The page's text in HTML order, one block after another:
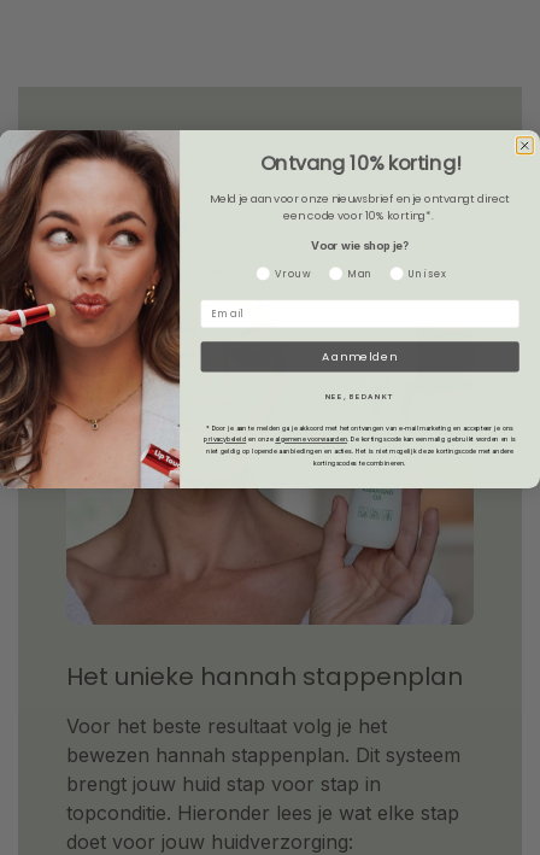
Het unieke hannah stappenplan
Voor het beste resultaat volg je het
bewezen hannah stappenplan. Dit systeem
brengt jouw huid stap voor stap in
topconditie. Hieronder lees je wat elke stap
doet voor jouw huidverzorging:
Ontvang 10% korting!
Meld je aan voor onze nieuwsbrief en je ontvangt direct
een code voor 10% korting*.
Voor wie shop je?
Gender
Vrouw Man Unisex
Aanmelden
NEE, BEDANKT
* Door je aan te melden ga je akkoord met het ontvangen van e-mailmarketing en accepteer je ons
privacybeleid en onzealgemene voorwaarden.De kortingscode kan eenmalig gebruikt worden en is
niet geldig op lopende aanbiedingen en acties. Het is niet mogelijk deze kortingscode met andere
kortingscodes te combineren.